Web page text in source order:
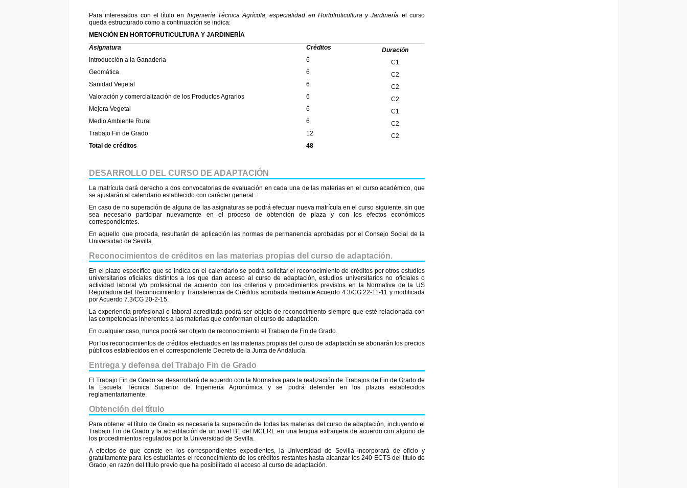
Para interesados con el título en Ingeniería Técnica Agrícola, especialidad en Hortofruticultura y Jardinería el curso
queda estructurado como a continuación se indica:
MENCIÓN EN HORTOFRUTICULTURA Y JARDINERÍA
Asignatura
Créditos
Duración
Introducción a la Ganadería
6
C1
Geomática
6
C2
Sanidad Vegetal
6
C2
Valoración y comercialización de los Productos Agrarios
6
C2
Mejora Vegetal
6
C1
Medio Ambiente Rural
6
C2
Trabajo Fin de Grado
12
C2
Total de créditos
48
DESARROLLO DEL CURSO DE ADAPTACIÓN
La matrícula dará derecho a dos convocatorias de evaluación en cada una de las materias en el curso académico, que
se ajustarán al calendario establecido con carácter general.
En caso de no superación de alguna de las asignaturas se podrá efectuar nueva matrícula en el curso siguiente, sin que
sea necesario participar nuevamente en el proceso de obtención de plaza y con los efectos económicos
correspondientes.
En aquello que proceda, resultarán de aplicación las normas de permanencia aprobadas por el Consejo Social de la
Universidad de Sevilla.
Reconocimientos de créditos en las materias propias del curso de adaptación.
En el plazo específico que se indica en el calendario se podrá solicitar el reconocimiento de créditos por otros estudios
universitarios oficiales distintos a los que dan acceso al curso de adaptación, estudios universitarios no oficiales o
actividad laboral y/o profesional de acuerdo con los criterios y procedimientos previstos en la Normativa de la US
Reguladora del Reconocimiento y Transferencia de Créditos aprobada mediante Acuerdo 4.3/CG 22-11-11 y modificada
por Acuerdo 7.3/CG 20-2-15.
La experiencia profesional o laboral acreditada podrá ser objeto de reconocimiento siempre que esté relacionada con
las competencias inherentes a las materias que conforman el curso de adaptación.
En cualquier caso, nunca podrá ser objeto de reconocimiento el Trabajo de Fin de Grado.
Por los reconocimientos de créditos efectuados en las materias propias del curso de adaptación se abonarán los precios
públicos establecidos en el correspondiente Decreto de la Junta de Andalucía.
Entrega y defensa del Trabajo Fin de Grado
El Trabajo Fin de Grado se desarrollará de acuerdo con la Normativa para la realización de Trabajos de Fin de Grado de
la Escuela Técnica Superior de Ingeniería Agronómica y se podrá defender en los plazos establecidos
reglamentariamente.
Obtención del título
Para obtener el título de Grado es necesaria la superación de todas las materias del curso de adaptación, incluyendo el
Trabajo Fin de Grado y la acreditación de un nivel B1 del MCERL en una lengua extranjera de acuerdo con alguno de
los procedimientos regulados por la Universidad de Sevilla.
A efectos de que conste en los correspondientes expedientes, la Universidad de Sevilla incorporará de oficio y
gratuitamente para los estudiantes el reconocimiento de los créditos restantes hasta alcanzar los 240 ECTS del título de
Grado, en razón del título previo que ha posibilitado el acceso al curso de adaptación.